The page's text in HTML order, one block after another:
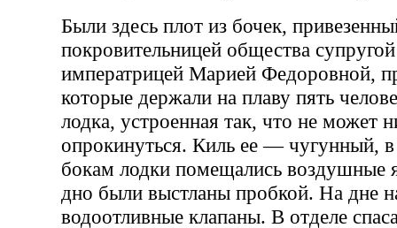
Были здесь плот из бочек,
покровительницей общества
императрицей Марией Федоровной,
которые держали на плаву пять
лодка, устроенная так, что не может
опрокинуться. Киль ее — чугунный,
бокам лодки помещались воздушные
дно были выстланы пробкой. На дне
водоотливные клапаны. В отделе